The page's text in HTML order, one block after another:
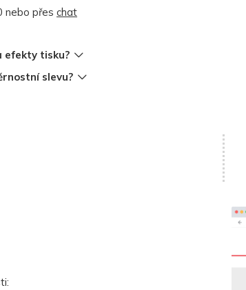
nebo přes chat
efekty tisku?
slevu?